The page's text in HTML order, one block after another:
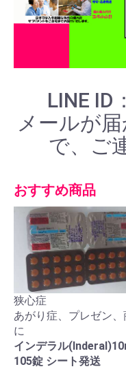
LINE ID
メールが
で、ご
おすすめ商品
狭心症
あがり症、プレゼン、
に
インデラル
105錠 シート発送